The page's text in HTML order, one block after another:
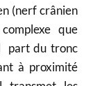
(nerf crânien
que
part du tronc
à proximité